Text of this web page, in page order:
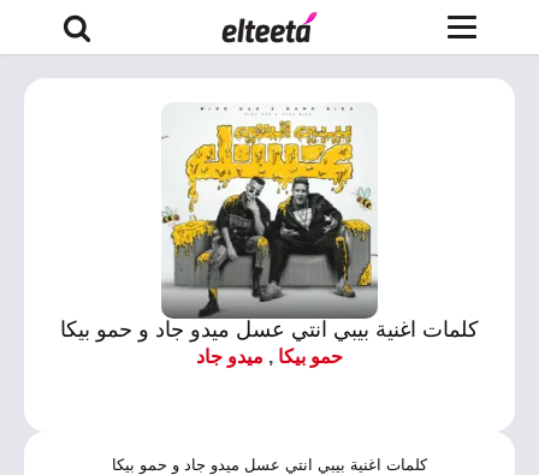
كلمات اغنية بيبي انتي عسل ميدو جاد و حمو بيكا
حمو بيكا , ميدو جاد
كلمات اغنية بيبي انتي عسل ميدو جاد و حمو بيكا